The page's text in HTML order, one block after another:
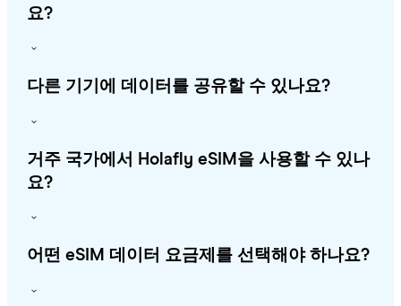
요?
다른 기기에 데이터를 공유할 수 있나요?
거주 국가에서 Holafly eSIM을 사용할 수 있나
요?
어떤 eSIM 데이터 요금제를 선택해야 하나요?